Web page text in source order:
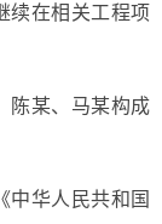
续在相关工程项
某、马某构成
华人民共和国